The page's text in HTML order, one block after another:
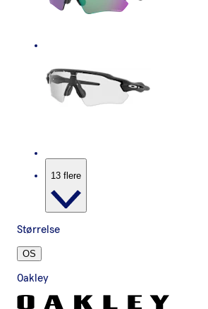
13 flere
Størrelse
OS
Oakley